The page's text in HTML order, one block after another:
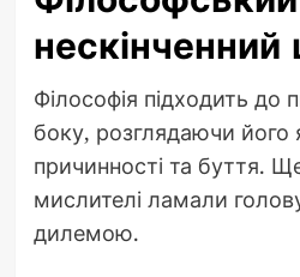
нескінченний
Філософія підходить до
боку, розглядаючи
причинності та буття.
мислителі ламали
дилемою.